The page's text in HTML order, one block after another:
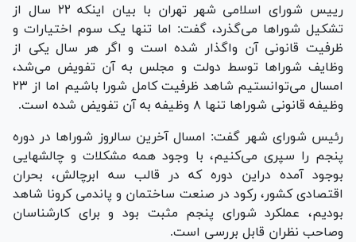
رییس شورای اسلامی شهر تهران با بیان اینکه ۲۲ سال از
تشکیل شوراها می‌گذرد، گفت: اما تنها یک‌ سوم اختیارات و
ظرفیت قانونی آن واگذار شده است و اگر هر سال یکی از
وظایف شوراها توسط دولت و مجلس به آن تفویض می‌شد،
امسال می‌توانستیم شاهد ظرفیت کامل شورا باشیم اما از ۲۳
وظیفه قانونی شوراها تنها ۸ وظیفه به آن تفویض شده است.
رئیس شورای شهر گفت: امسال آخرین سالروز شوراها در دوره
پنجم را سپری می‌کنیم، با وجود همه مشکلات و چالشهایی
بوجود آمده دراین دوره که در قالب سه ابرچالش، بحران
اقتصادی کشور، رکود در صنعت ساختمان و پاندمی کرونا شاهد
بودیم، عملکرد شورای پنجم مثبت بود و برای کارشناسان
وصاحب نظران قابل بررسی است.